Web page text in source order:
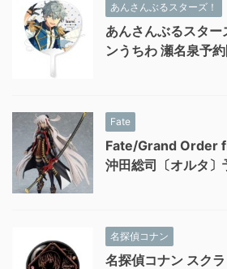
あんさんぶるスターズ！
あんさんぶるスター
ンうちわ 瀬名泉予約
Fate
Fate/Grand Order
沖田総司〔オルタ〕
名探偵コナン
名探偵コナン スク